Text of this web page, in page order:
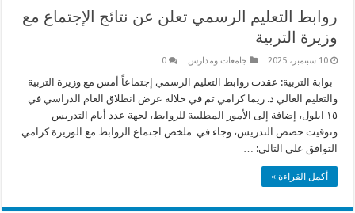
روابط التعليم الرسمي تعلن عن نتائج الإجتماع مع
وزيرة التربية
10 سبتمبر، 2025 جامعات ومدارس 0
بوابة التربية: عقدت روابط التعليم الرسمي إجتماعاً أمس مع وزيرة التربية
والتعليم العالي د. ريما كرامي تم في خلاله عرض انطلاق العام الدراسي في
١٥ ايلول، إضافة إلى الأمور المطلبية للروابط، لجهة عدد أيام التدريس
وتوقيت حصص التدريس، وجاء في ملخص اجتماع الروابط مع الوزيرة كرامي
التوافق على التالي: …
أكمل القراءة »